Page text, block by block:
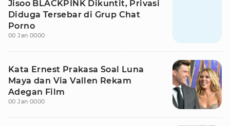
Jisoo BLACKPINK Dikuntit, Privasi
Diduga Tersebar di Grup Chat
Porno
00 Jan 0000
Kata Ernest Prakasa Soal Luna
Maya dan Via Vallen Rekam
Adegan Film
00 Jan 0000